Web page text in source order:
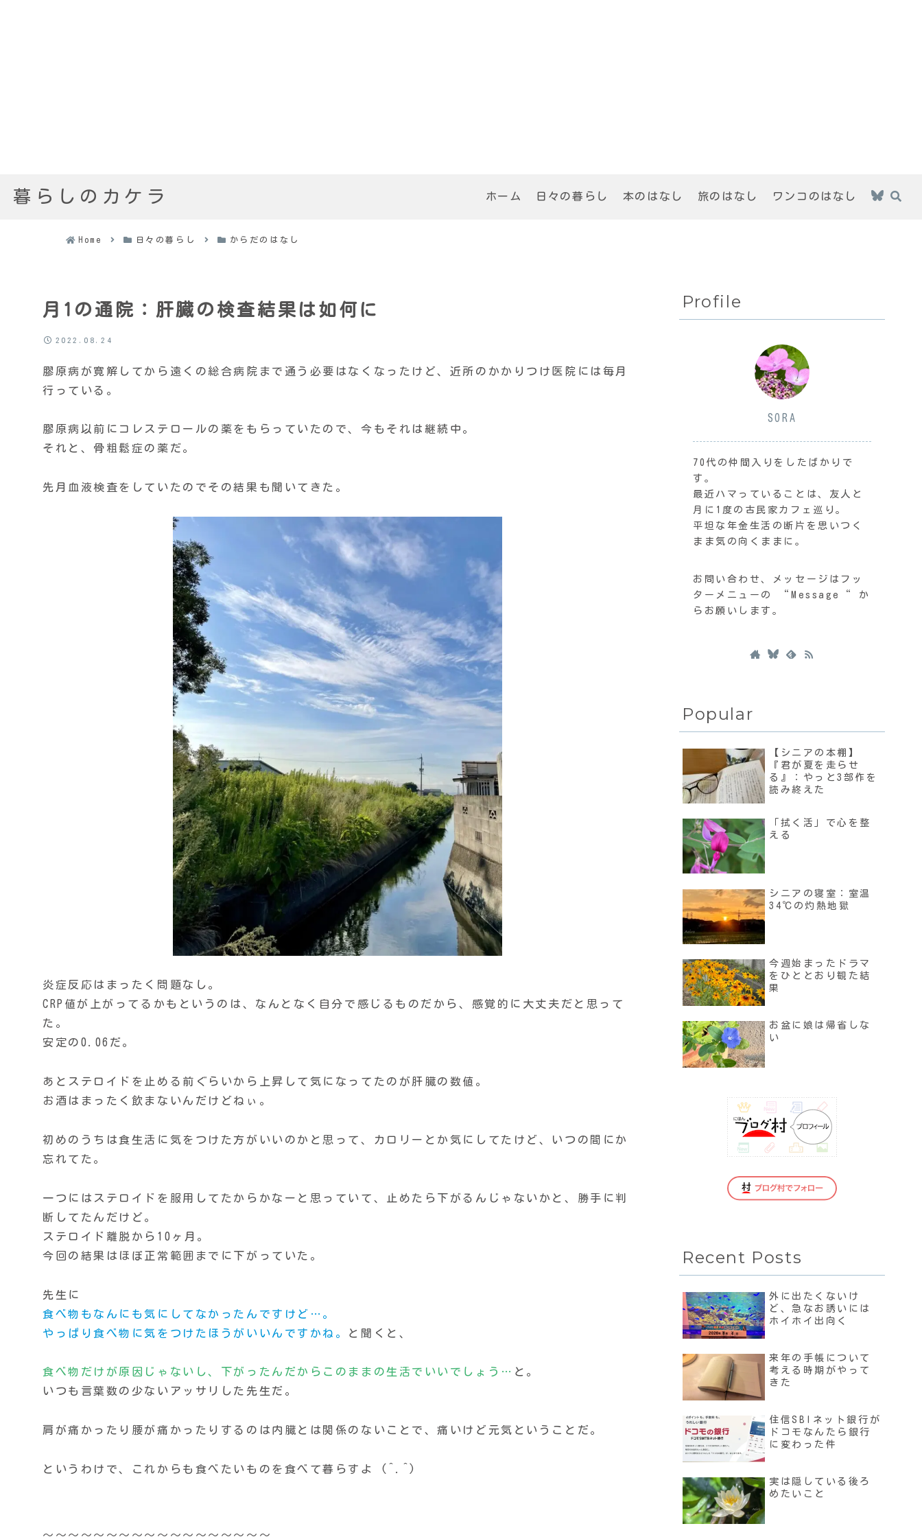
暮らしのカケラ ホーム 日々の暮らし 本のはなし 旅のはなし ワンコのはなし
Home 日々の暮らし からだのはなし
月1の通院：肝臓の検査結果は如何に
2022.08.24
膠原病が寛解してから遠くの総合病院まで通う必要はなくなったけど、近所のかかりつけ医院には毎月
行っている。
膠原病以前にコレステロールの薬をもらっていたので、今もそれは継続中。
それと、骨粗鬆症の薬だ。
先月血液検査をしていたのでその結果も聞いてきた。
炎症反応はまったく問題なし。
CRP値が上がってるかもというのは、なんとなく自分で感じるものだから、感覚的に大丈夫だと思って
た。
安定の0.06だ。
あとステロイドを止める前ぐらいから上昇して気になってたのが肝臓の数値。
お酒はまったく飲まないんだけどねぃ。
初めのうちは食生活に気をつけた方がいいのかと思って、カロリーとか気にしてたけど、いつの間にか
忘れてた。
一つにはステロイドを服用してたからかなーと思っていて、止めたら下がるんじゃないかと、勝手に判
断してたんだけど。
ステロイド離脱から10ヶ月。
今回の結果はほぼ正常範囲までに下がっていた。
先生に
食べ物もなんにも気にしてなかったんですけど…。
やっぱり食べ物に気をつけたほうがいいんですかね。 と聞くと、
食べ物だけが原因じゃないし、下がったんだからこのままの生活でいいでしょう… と。
いつも言葉数の少ないアッサリした先生だ。
肩が痛かったり腰が痛かったりするのは内臓とは関係のないことで、痛いけど元気ということだ。
というわけで、これからも食べたいものを食べて暮らすよ (^.^)
〜〜〜〜〜〜〜〜〜〜〜〜〜〜〜〜〜〜
Profile
SORA
70代の仲間入りをしたばかりで
す。
最近ハマっていることは、友人と
月に1度の古民家カフェ巡り。
平坦な年金生活の断片を思いつく
まま気の向くままに。
お問い合わせ、メッセージはフッ
ターメニューの “Message“ か
らお願いします。
Popular
【シニアの本棚】
『君が夏を走らせ
る』：やっと3部作を
読み終えた
「拭く活」で心を整
える
シニアの寝室：室温
34℃の灼熱地獄
今週始まったドラマ
をひととおり観た結
果
お盆に娘は帰省しな
い
Recent Posts
外に出たくないけ
ど、急なお誘いには
ホイホイ出向く
来年の手帳について
考える時期がやって
きた
住信SBIネット銀行が
ドコモなんたら銀行
に変わった件
実は隠している後ろ
めたいこと